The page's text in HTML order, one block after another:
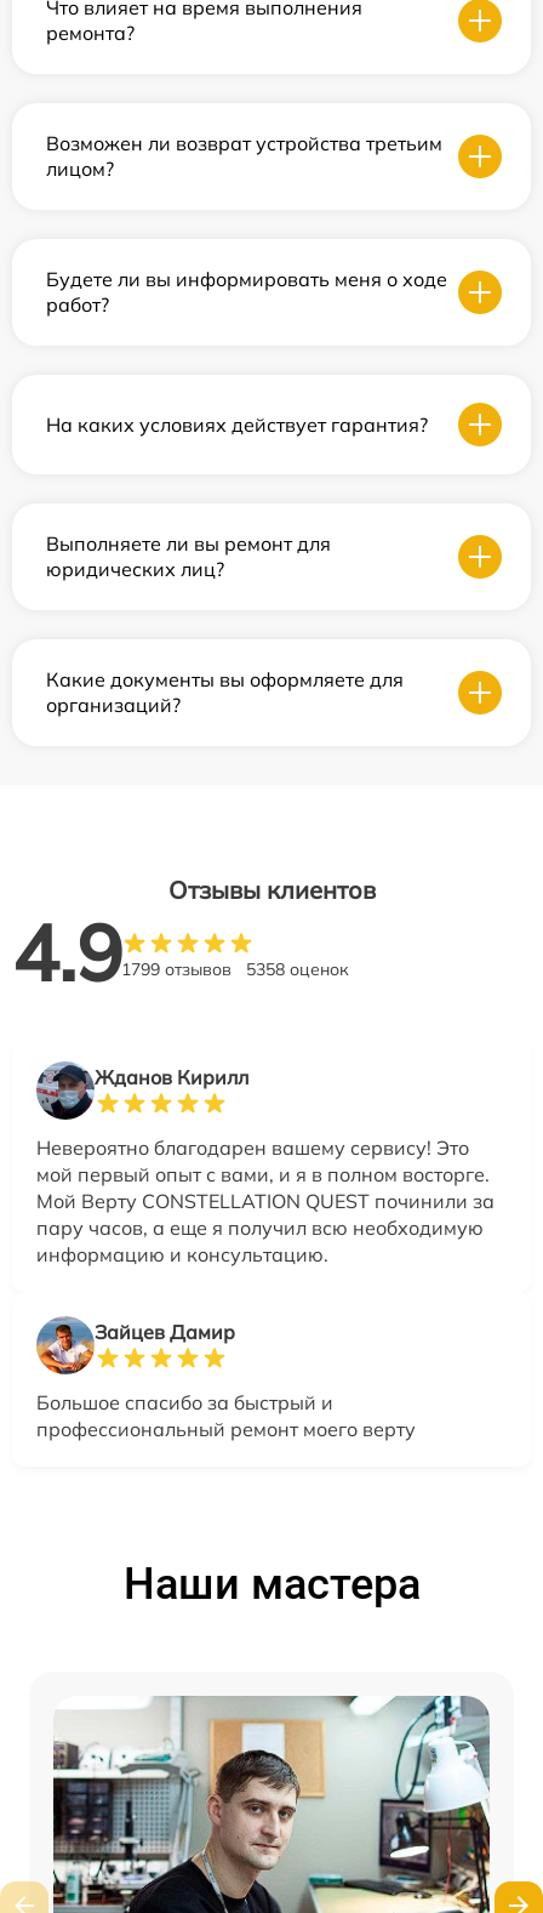
Что влияет на время выполнения
ремонта?
Возможен ли возврат устройства третьим
лицом?
Будете ли вы информировать меня о ходе
работ?
На каких условиях действует гарантия?
Выполняете ли вы ремонт для
юридических лиц?
Какие документы вы оформляете для
организаций?
Отзывы клиентов
4.91799 отзывов 5358 оценок
Жданов Кирилл
Невероятно благодарен вашему сервису! Это
мой первый опыт с вами, и я в полном восторге.
Мой Верту CONSTELLATION QUEST починили за
пару часов, а еще я получил всю необходимую
информацию и консультацию.
Зайцев Дамир
Большое спасибо за быстрый и
профессиональный ремонт моего верту
Наши мастера